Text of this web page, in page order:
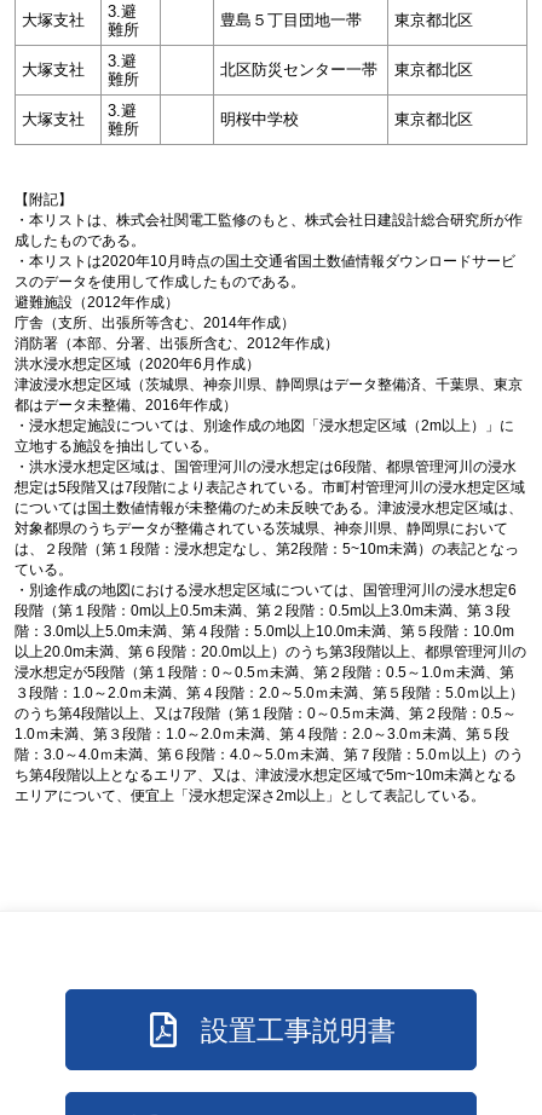
大塚支社
3.避
難所
豊島５丁目団地一帯 東京都北区
大塚支社
3.避
難所
北区防災センター一帯 東京都北区
大塚支社
3.避
難所
明桜中学校 東京都北区
【附記】
・本リストは、株式会社関電工監修のもと、株式会社日建設計総合研究所が作
成したものである。
・本リストは2020年10月時点の国土交通省国土数値情報ダウンロードサービ
スのデータを使用して作成したものである。
避難施設（2012年作成）
庁舎（支所、出張所等含む、2014年作成）
消防署（本部、分署、出張所含む、2012年作成）
洪水浸水想定区域（2020年6月作成）
津波浸水想定区域（茨城県、神奈川県、静岡県はデータ整備済、千葉県、東京
都はデータ未整備、2016年作成）
・浸水想定施設については、別途作成の地図「浸水想定区域（2m以上）」に
立地する施設を抽出している。
・洪水浸水想定区域は、国管理河川の浸水想定は6段階、都県管理河川の浸水
想定は5段階又は7段階により表記されている。市町村管理河川の浸水想定区域
については国土数値情報が未整備のため未反映である。津波浸水想定区域は、
対象都県のうちデータが整備されている茨城県、神奈川県、静岡県において
は、２段階（第１段階：浸水想定なし、第2段階：5~10m未満）の表記となっ
ている。
・別途作成の地図における浸水想定区域については、国管理河川の浸水想定6
段階（第１段階：0m以上0.5m未満、第２段階：0.5m以上3.0m未満、第３段
階：3.0m以上5.0m未満、第４段階：5.0m以上10.0m未満、第５段階：10.0m
以上20.0m未満、第６段階：20.0m以上）のうち第3段階以上、都県管理河川の
浸水想定が5段階（第１段階：0～0.5ｍ未満、第２段階：0.5～1.0ｍ未満、第
３段階：1.0～2.0ｍ未満、第４段階：2.0～5.0ｍ未満、第５段階：5.0ｍ以上）
のうち第4段階以上、又は7段階（第１段階：0～0.5ｍ未満、第２段階：0.5～
1.0ｍ未満、第３段階：1.0～2.0ｍ未満、第４段階：2.0～3.0ｍ未満、第５段
階：3.0～4.0ｍ未満、第６段階：4.0～5.0ｍ未満、第７段階：5.0ｍ以上）のう
ち第4段階以上となるエリア、又は、津波浸水想定区域で5m~10m未満となる
エリアについて、便宜上「浸水想定深さ2m以上」として表記している。
設置工事説明書